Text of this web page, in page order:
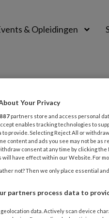
& Opleidingen
ADHD EN DRUK GEDRAG
Voor ADHD
2021 ACTUEEL ADHD
hulpmiddelen
Your Privacy
887 partners store and access personal
enables tracking technologies to
to provide. Selecting Reject All or
content and ads you see may not be as
consent at any time by clicking
will have effect within our Website. For
not? Then we only place essential
partners process data to
data. Actively scan device